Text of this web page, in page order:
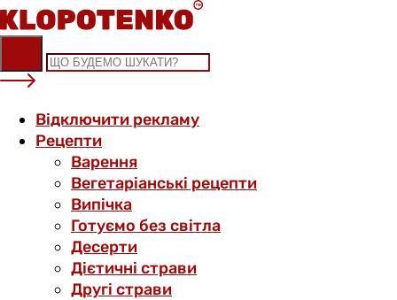
Skip
to
content
Відключити рекламу
Рецепти
Варення
Вегетаріанські рецепти
Випічка
Готуємо без світла
Десерти
Дієтичні страви
Другі страви